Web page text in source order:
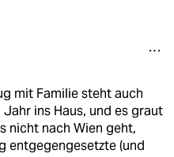
mit Familie steht auch
ins Haus, und es graut
nicht nach Wien geht,
entgegengesetzte (und